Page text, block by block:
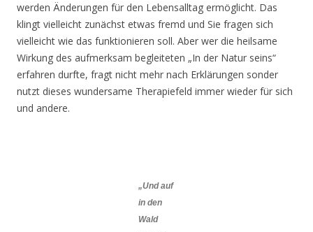
werden Änderungen für den Lebensalltag ermöglicht. Das
klingt vielleicht zunächst etwas fremd und Sie fragen sich
vielleicht wie das funktionieren soll. Aber wer die heilsame
Wirkung des aufmerksam begleiteten „In der Natur seins“
erfahren durfte, fragt nicht mehr nach Erklärungen sonder
nutzt dieses wundersame Therapiefeld immer wieder für sich
und andere.
„Und auf
in den
Wald